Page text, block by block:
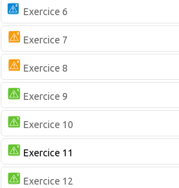
Exercice 6
Exercice 7
Exercice 8
Exercice 9
Exercice 10
Exercice 11
Exercice 12